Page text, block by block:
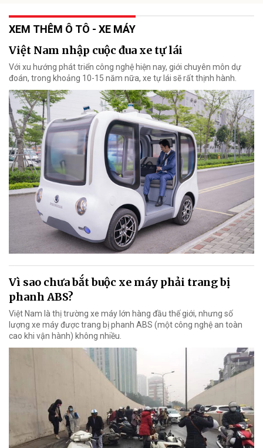
XEM THÊM Ô TÔ - XE MÁY
Việt Nam nhập cuộc đua xe tự lái
Với xu hướng phát triển công nghệ hiện nay, giới chuyên môn dự
đoán, trong khoảng 10-15 năm nữa, xe tự lái sẽ rất thịnh hành.
Vì sao chưa bắt buộc xe máy phải trang bị
phanh ABS?
Việt Nam là thị trường xe máy lớn hàng đầu thế giới, nhưng số
lượng xe máy được trang bị phanh ABS (một công nghệ an toàn
cao khi vận hành) không nhiều.